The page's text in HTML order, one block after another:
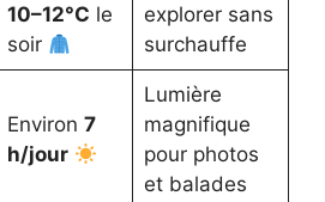
10–12°C le
soir
explorer sans
surchauffe
Environ 7
h/jour
Lumière
magnifique
pour photos
et balades